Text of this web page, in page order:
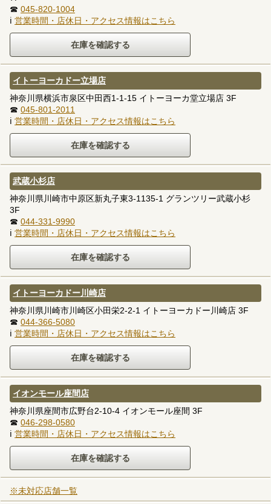
☎ 045-820-1004
ℹ 営業時間・店休日・アクセス情報はこちら
イトーヨーカドー立場店
神奈川県横浜市泉区中田西1-1-15 イトーヨーカ堂立場店 3F
☎ 045-801-2011
ℹ 営業時間・店休日・アクセス情報はこちら
武蔵小杉店
神奈川県川崎市中原区新丸子東3-1135-1 グランツリー武蔵小杉
3F
☎ 044-331-9990
ℹ 営業時間・店休日・アクセス情報はこちら
イトーヨーカドー川崎店
神奈川県川崎市川崎区小田栄2-2-1 イトーヨーカドー川崎店 3F
☎ 044-366-5080
ℹ 営業時間・店休日・アクセス情報はこちら
イオンモール座間店
神奈川県座間市広野台2-10-4 イオンモール座間 3F
☎ 046-298-0580
ℹ 営業時間・店休日・アクセス情報はこちら
※未対応店舗一覧